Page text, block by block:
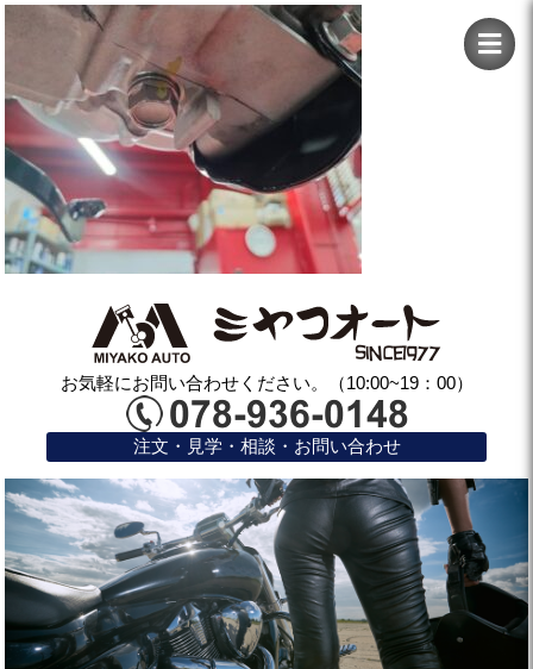
お気軽にお問い合わせください。（10:00~19：00）
注文・見学・相談・お問い合わせ